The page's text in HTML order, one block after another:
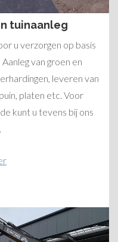
tuinaanleg
u verzorgen op basis
van groen en
leveren van
platen etc. Voor
kunt u tevens bij ons